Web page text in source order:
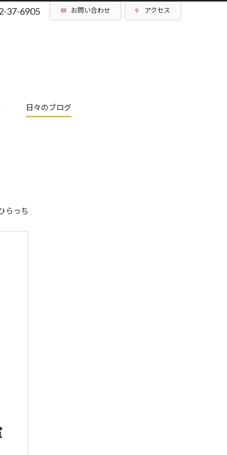
37-6905 お問い合わせ アクセス
日々のブログ
らっち